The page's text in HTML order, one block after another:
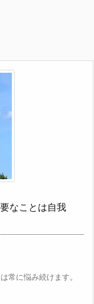
なことは自我
常に悩み続けます。